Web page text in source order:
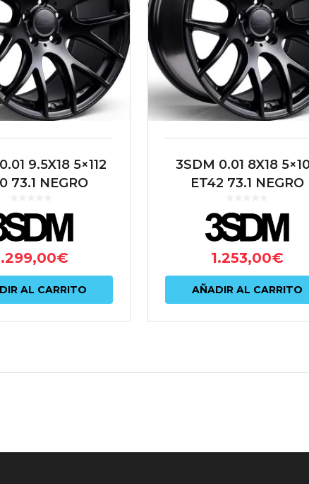
9.5X18 5×112
73.1 NEGRO
€
AL CARRITO
3SDM 0.01 8X18
ET42 73.1 NEGRO
1.253,00€
AÑADIR AL CARRITO